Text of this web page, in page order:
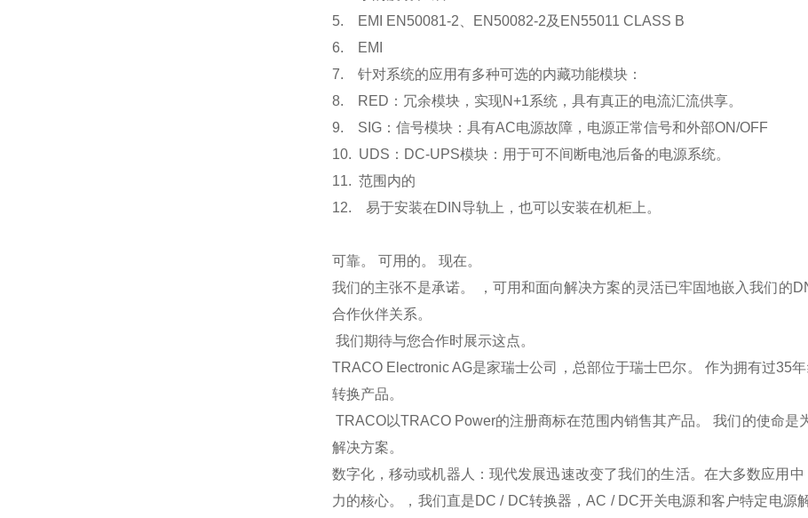
5. EMI EN50081-2、EN50082-2及EN55011 CLASS B
6. EMI
7. 针对系统的应用有多种可选的内藏功能模块：
8. RED：冗余模块，实现N+1系统，具有真正的电流汇流供享。
9. SIG：信号模块：具有AC电源故障，电源正常信号和外部ON/OFF
10. UDS：DC-UPS模块：用于可不间断电池后备的电源系统。
11. 范围内的
12. 易于安装在DIN导轨上，也可以安装在机柜上。
可靠。 可用的。 现在。
我们的主张不是承诺。 ，可用和面向解决方案的灵活已牢固地嵌入我们的
合作伙伴关系。
我们期待与您合作时展示这点。
TRACO Electronic AG是家瑞士公司，总部位于瑞士巴尔。 作为拥有过35
转换产品。
TRACO以TRACO Power的注册商标在范围内销售其产品。 我们的使命
解决方案。
数字化，移动或机器人：现代发展迅速改变了我们的生活。在大多数应用
力的核心。，我们直是DC / DC转换器，AC / DC开关电源和客户特定电